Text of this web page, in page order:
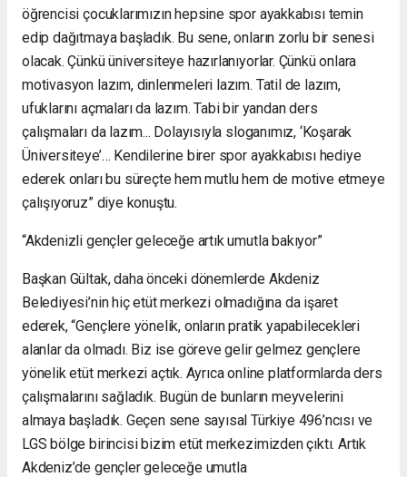
öğrencisi çocuklarımızın hepsine spor ayakkabısı temin
edip dağıtmaya başladık. Bu sene, onların zorlu bir senesi
olacak. Çünkü üniversiteye hazırlanıyorlar. Çünkü onlara
motivasyon lazım, dinlenmeleri lazım. Tatil de lazım,
ufuklarını açmaları da lazım. Tabi bir yandan ders
çalışmaları da lazım... Dolayısıyla sloganımız, ‘Koşarak
Üniversiteye’… Kendilerine birer spor ayakkabısı hediye
ederek onları bu süreçte hem mutlu hem de motive etmeye
çalışıyoruz” diye konuştu.
“Akdenizli gençler geleceğe artık umutla bakıyor”
Başkan Gültak, daha önceki dönemlerde Akdeniz
Belediyesi’nin hiç etüt merkezi olmadığına da işaret
ederek, “Gençlere yönelik, onların pratik yapabilecekleri
alanlar da olmadı. Biz ise göreve gelir gelmez gençlere
yönelik etüt merkezi açtık. Ayrıca online platformlarda ders
çalışmalarını sağladık. Bugün de bunların meyvelerini
almaya başladık. Geçen sene sayısal Türkiye 496’ncısı ve
LGS bölge birincisi bizim etüt merkezimizden çıktı. Artık
Akdeniz’de gençler geleceğe umutla